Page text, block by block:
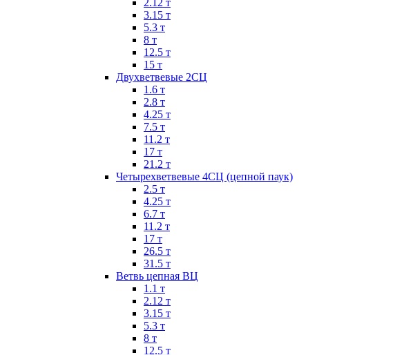
2.12 т
3.15 т
5.3 т
8 т
12.5 т
15 т
Двухветвевые 2СЦ
1.6 т
2.8 т
4.25 т
7.5 т
11.2 т
17 т
21.2 т
Четырехветвевые 4СЦ (цепной паук)
2.5 т
4.25 т
6.7 т
11.2 т
17 т
26.5 т
31.5 т
Ветвь цепная ВЦ
1.1 т
2.12 т
3.15 т
5.3 т
8 т
12.5 т